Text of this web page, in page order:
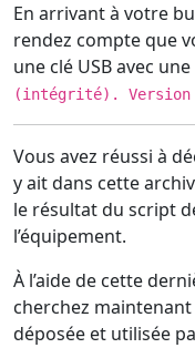
En arrivant à votre
rendez compte que
une clé USB avec
(intégrité). Version
Vous avez réussi à
y ait dans cette
le résultat du script
l’équipement.
À l’aide de cette
cherchez
déposée et utilisée